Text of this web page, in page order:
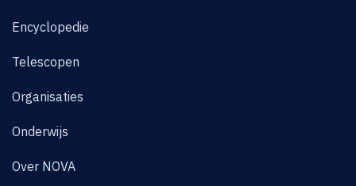
Encyclopedie
Telescopen
Organisaties
Onderwijs
Over NOVA